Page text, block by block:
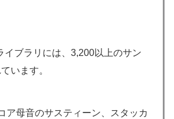
イブラリには、3,200以上のサン
います。
ア母音のサスティーン、スタッカ